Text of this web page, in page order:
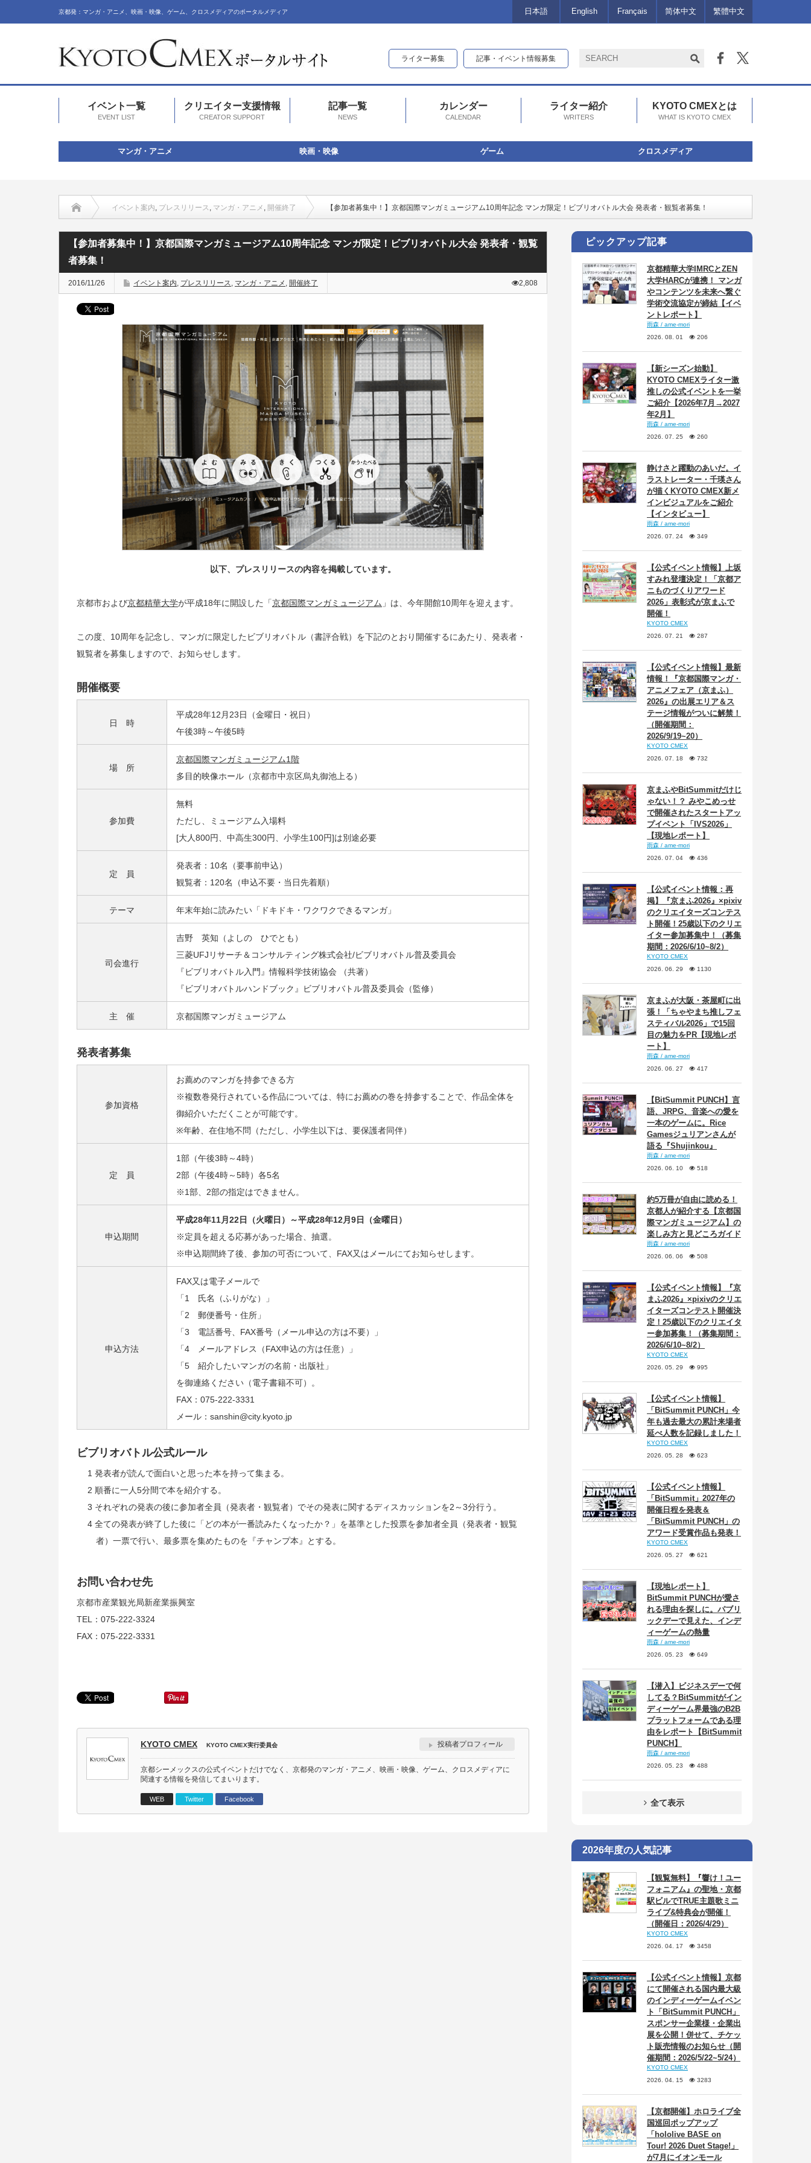
京都発：マンガ・アニメ、映画・映像、ゲーム、クロスメディアのポータルメディア 日本語 English Français 简体中文 繁體中文
ライター募集 記事・イベント情報募集
イベント一覧
EVENT LIST
クリエイター支援情報
CREATOR SUPPORT
記事一覧
NEWS
カレンダー
CALENDAR
ライター紹介
WRITERS
KYOTO CMEXとは
WHAT IS KYOTO CMEX
マンガ・アニメ 映画・映像 ゲーム クロスメディア
イベント案内, プレスリリース, マンガ・アニメ , 開催終了 【参加者募集中！】京都国際マンガミュージアム10周年記念 マンガ限定！ビブリオバトル大会 発表者・観覧者募集！
【参加者募集中！】京都国際マンガミュージアム10周年記念 マンガ限定！ビブリオバトル大会 発表者・観覧
者募集！
2016/11/26 イベント案内, プレスリリース, マンガ・アニメ , 開催終了 2,808
以下、プレスリリースの内容を掲載しています。
京都市および京都精華大学が平成18年に開設した「京都国際マンガミュージアム 」は、今年開館10周年を迎えます。
この度、10周年を記念し、マンガに限定したビブリオバトル（書評合戦）を下記のとおり開催するにあたり、発表者・
観覧者を募集しますので、お知らせします。
開催概要
日 時
平成28年12月23日（金曜日・祝日）
午後3時～午後5時
場 所
京都国際マンガミュージアム1階
多目的映像ホール（京都市中京区烏丸御池上る）
参加費
無料
ただし、ミュージアム入場料
[大人800円、中高生300円、小学生100円]は別途必要
定 員
発表者：10名（要事前申込）
観覧者：120名（申込不要・当日先着順）
テーマ 年末年始に読みたい「ドキドキ・ワクワクできるマンガ」
司会進行
吉野 英知（よしの ひでとも）
三菱UFJリサーチ＆コンサルティング株式会社/ビブリオバトル普及委員会
『ビブリオバトル入門』情報科学技術協会 （共著）
『ビブリオバトルハンドブック』ビブリオバトル普及委員会（監修）
主 催 京都国際マンガミュージアム
発表者募集
参加資格
お薦めのマンガを持参できる方
※複数巻発行されている作品については、特にお薦めの巻を持参することで、作品全体を
御紹介いただくことが可能です。
※年齢、在住地不問（ただし、小学生以下は、要保護者同伴）
定 員
1部（午後3時～4時）
2部（午後4時～5時）各5名
※1部、2部の指定はできません。
申込期間
平成28年11月22日（火曜日）～平成28年12月9日（金曜日）
※定員を超える応募があった場合、抽選。
※申込期間終了後、参加の可否について、FAX又はメールにてお知らせします。
申込方法
FAX又は電子メールで
「1 氏名（ふりがな）」
「2 郵便番号・住所」
「3 電話番号、FAX番号（メール申込の方は不要）」
「4 メールアドレス（FAX申込の方は任意）」
「5 紹介したいマンガの名前・出版社」
を御連絡ください（電子書籍不可）。
FAX：075-222-3331
メール：sanshin@city.kyoto.jp
ビブリオバトル公式ルール
1 発表者が読んで面白いと思った本を持って集まる。
2 順番に一人5分間で本を紹介する。
3 それぞれの発表の後に参加者全員（発表者・観覧者）でその発表に関するディスカッションを2～3分行う。
4 全ての発表が終了した後に「どの本が一番読みたくなったか？」を基準とした投票を参加者全員（発表者・観覧
者）一票で行い、最多票を集めたものを『チャンプ本』とする。
お問い合わせ先
京都市産業観光局新産業振興室
TEL：075-222-3324
FAX：075-222-3331
KYOTO CMEX KYOTO CMEX実行委員会 投稿者プロフィール
京都シーメックスの公式イベントだけでなく、京都発のマンガ・アニメ、映画・映像、ゲーム、クロスメディアに
関連する情報を発信してまいります。
WEB Twitter Facebook
ピックアップ記事
京都精華大学IMRCとZEN
大学HARCが連携！ マンガ
やコンテンツを未来へ繋ぐ
学術交流協定が締結【イベ
ントレポート】
雨森 / ame-mori
2026. 08. 01
206
【新シーズン始動】
KYOTO CMEXライター激
推しの公式イベントを一挙
ご紹介【2026年7月→2027
年2月】
雨森 / ame-mori
2026. 07. 25
260
静けさと躍動のあいだ。イ
ラストレーター・千瑛さん
が描くKYOTO CMEX新メ
インビジュアルをご紹介
【インタビュー】
雨森 / ame-mori
2026. 07. 24
349
【公式イベント情報】上坂
すみれ登壇決定！「京都ア
ニものづくりアワード
2026」表彰式が京まふで
開催！
KYOTO CMEX
2026. 07. 21
287
【公式イベント情報】最新
情報！『京都国際マンガ・
アニメフェア（京まふ）
2026』の出展エリア＆ス
テージ情報がついに解禁！
（開催期間：
2026/9/19~20）
KYOTO CMEX
2026. 07. 18
732
京まふやBitSummitだけじ
ゃない！？ みやこめっせ
で開催されたスタートアッ
プイベント「IVS2026」
【現地レポート】
雨森 / ame-mori
2026. 07. 04
436
【公式イベント情報：再
掲】『京まふ2026』×pixiv
のクリエイターズコンテス
ト開催！25歳以下のクリエ
イター参加募集中！（募集
期間：2026/6/10~8/2）
KYOTO CMEX
2026. 06. 29
1130
京まふが大阪・茶屋町に出
張！「ちゃやまち推しフェ
スティバル2026」で15回
目の魅力をPR【現地レポ
ート】
雨森 / ame-mori
2026. 06. 27
417
【BitSummit PUNCH】言
語、JRPG、音楽への愛を
一本のゲームに。Rice
Gamesジュリアンさんが
語る『Shujinkou』
雨森 / ame-mori
2026. 06. 10
518
約5万冊が自由に読める！
京都人が紹介する【京都国
際マンガミュージアム】の
楽しみ方と見どころガイド
雨森 / ame-mori
2026. 06. 06
508
【公式イベント情報】『京
まふ2026』×pixivのクリエ
イターズコンテスト開催決
定！25歳以下のクリエイタ
ー参加募集！（募集期間：
2026/6/10~8/2）
KYOTO CMEX
2026. 05. 29
995
【公式イベント情報】
「BitSummit PUNCH」今
年も過去最大の累計来場者
延べ人数を記録しました！
KYOTO CMEX
2026. 05. 28
623
【公式イベント情報】
「BitSummit」2027年の
開催日程を発表＆
「BitSummit PUNCH」の
アワード受賞作品も発表！
KYOTO CMEX
2026. 05. 27
621
【現地レポート】
BitSummit PUNCHが愛さ
れる理由を探しに。パブリ
ックデーで見えた、インデ
ィーゲームの熱量
雨森 / ame-mori
2026. 05. 23
649
【潜入】ビジネスデーで何
してる？BitSummitがイン
ディーゲーム界最強のB2B
プラットフォームである理
由をレポート【BitSummit
PUNCH】
雨森 / ame-mori
2026. 05. 23
488
全て表示
2026年度の人気記事
【観覧無料】『響け！ユー
フォニアム』の聖地・京都
駅ビルでTRUE主題歌ミニ
ライブ&特典会が開催！
（開催日：2026/4/29）
KYOTO CMEX
2026. 04. 17
3458
【公式イベント情報】京都
にて開催される国内最大級
のインディーゲームイベン
ト「BitSummit PUNCH」
スポンサー企業様・企業出
展を公開！併せて、チケッ
ト販売情報のお知らせ（開
催期間：2026/5/22~5/24）
KYOTO CMEX
2026. 04. 15
3283
【京都開催】ホロライブ全
国巡回ポップアップ
「hololive BASE on
Tour! 2026 Duet Stage!」
が7月にイオンモール